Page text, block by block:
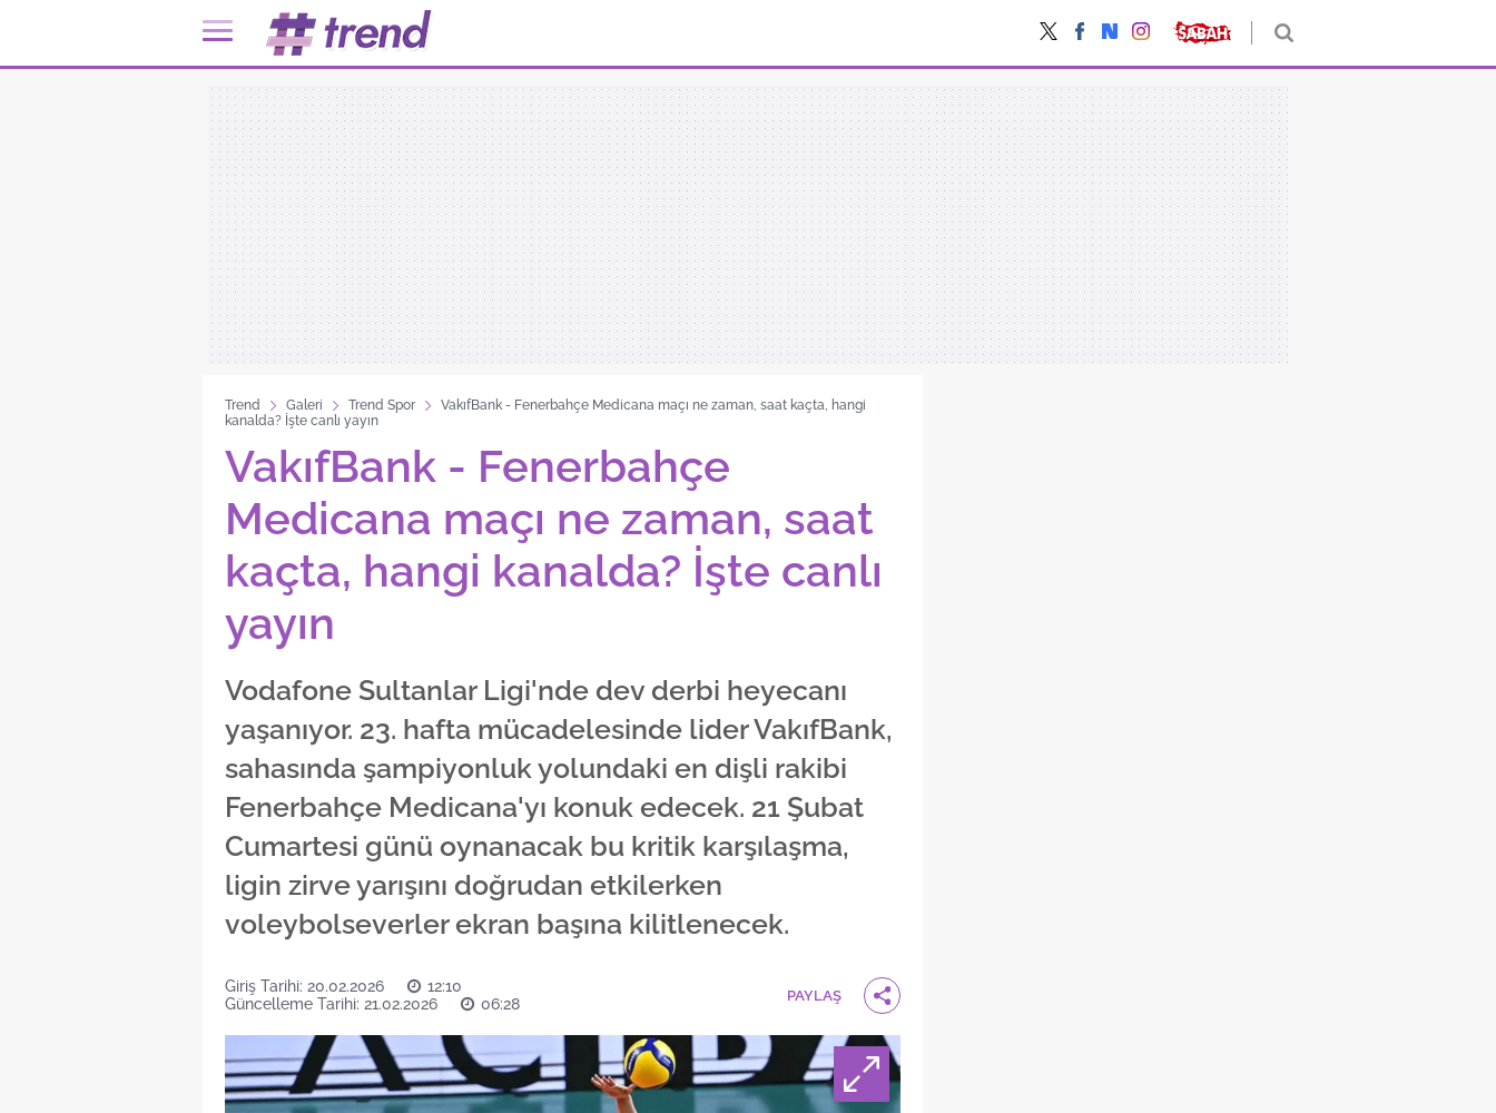
Trend Galeri Trend Spor
VakıfBank - Fenerbahçe Medicana maçı ne zaman, saat kaçta, hangi
kanalda? İşte canlı yayın
VakıfBank - Fenerbahçe
Medicana maçı ne zaman, saat
kaçta, hangi kanalda? İşte canlı
yayın
Vodafone Sultanlar Ligi'nde dev derbi heyecanı
yaşanıyor. 23. hafta mücadelesinde lider VakıfBank,
sahasında şampiyonluk yolundaki en dişli rakibi
Fenerbahçe Medicana'yı konuk edecek. 21 Şubat
Cumartesi günü oynanacak bu kritik karşılaşma,
ligin zirve yarışını doğrudan etkilerken
voleybolseverler ekran başına kilitlenecek.
Giriş Tarihi: 20.02.2026
12:10
Güncelleme Tarihi: 21.02.2026
06:28 PAYLAŞ